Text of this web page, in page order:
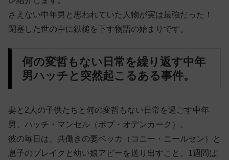
さえない中年男と思われていた人物が実は最強だった！
閉塞した世の中に鉄槌を下す物語の始まりです。
何の変哲もない日常を繰り返す中年
男ハッチと突然起こるある事件。
妻と2人の子供たちと何の変哲もない日常を過ごす中年
男、ハッチ・マンセル（ボブ・オデンカーク）。
彼の毎日は、共働きの妻ベッカ（コニー・ニールセン）と
息子のブレイクと幼い娘アビーを送り出すこと。1週間は